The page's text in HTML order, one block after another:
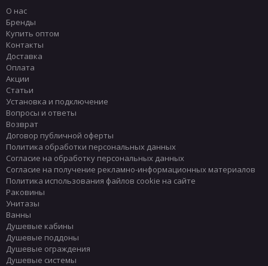
О нас
Бренды
Купить оптом
Контакты
Доставка
Оплата
Акции
Статьи
Установка и подключение
Вопросы и ответы
Возврат
Договор публичной оферты
Политика обработки персональных данных
Согласие на обработку персональных данных
Согласие на получение рекламно-информационных материалов
Политика использования файлов cookie на сайте
Раковины
Унитазы
Ванны
Душевые кабины
Душевые поддоны
Душевые ограждения
Душевые системы